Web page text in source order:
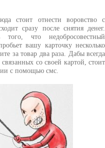
стоит отнести воровство с
сразу после снятия денег.
того, что недобросовестный
вашу карточку несколько
за товар два раза. Дабы всегда
со своей картой, стоит
с помощью смс.